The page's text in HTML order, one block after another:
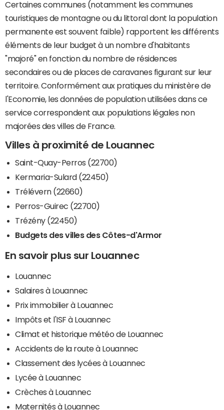
Certaines communes (notamment les communes
touristiques de montagne ou du littoral dont la population
permanente est souvent faible) rapportent les différents
éléments de leur budget à un nombre d'habitants
"majoré" en fonction du nombre de résidences
secondaires ou de places de caravanes figurant sur leur
territoire. Conformément aux pratiques du ministère de
l'Economie, les données de population utilisées dans ce
service correspondent aux populations légales non
majorées des villes de France.
Villes à proximité de Louannec
Saint-Quay-Perros (22700)
Kermaria-Sulard (22450)
Trélévern (22660)
Perros-Guirec (22700)
Trézény (22450)
Budgets des villes des Côtes-d'Armor
En savoir plus sur Louannec
Louannec
Salaires à Louannec
Prix immobilier à Louannec
Impôts et l'ISF à Louannec
Climat et historique météo de Louannec
Accidents de la route à Louannec
Classement des lycées à Louannec
Lycée à Louannec
Crèches à Louannec
Maternités à Louannec